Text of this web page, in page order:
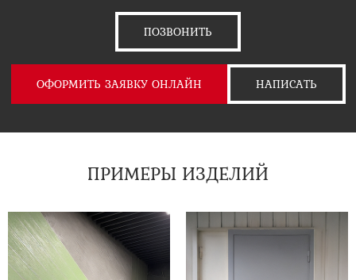
ПОЗВОНИТЬ
ОФОРМИТЬ ЗАЯВКУ ОНЛАЙН НАПИСАТЬ
ПРИМЕРЫ ИЗДЕЛИЙ